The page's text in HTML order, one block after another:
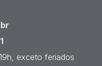
exceto feriados